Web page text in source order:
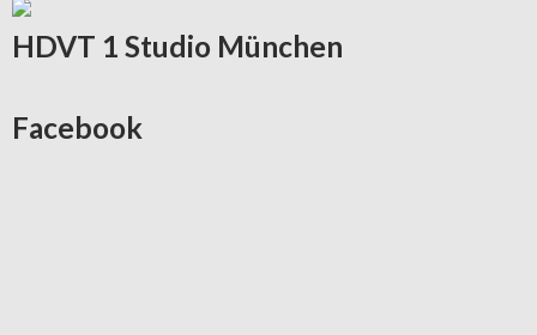
HDVT 1 Studio München
Facebook